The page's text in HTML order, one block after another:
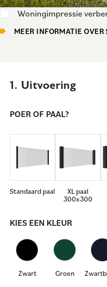
Woningimpressie
MEER INFORMATIE
1. Uitvoering
POER OF PAAL?
Standaard paal
XL paal
300x300
KIES EEN KLEUR
Zwart Groen